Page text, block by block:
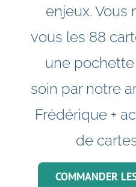
enjeux. Vous
vous les 88
une
soin par notre
Frédérique +
de
COMMANDER